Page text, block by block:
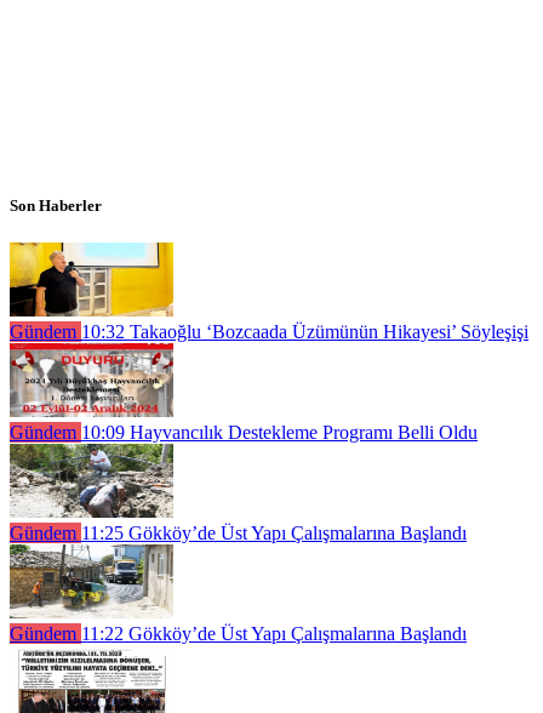
Son Haberler
Gündem 10:32 Takaoğlu ‘Bozcaada Üzümünün Hikayesi’ Söyleşişi
Gündem 10:09 Hayvancılık Destekleme Programı Belli Oldu
Gündem 11:25 Gökköy’de Üst Yapı Çalışmalarına Başlandı
Gündem 11:22 Gökköy’de Üst Yapı Çalışmalarına Başlandı